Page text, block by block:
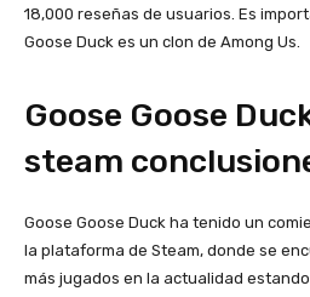
18,000 reseñas de usuarios. Es
Goose Duck es un clon de Among Us.
Goose Goose
steam
Goose Goose Duck ha tenido un
la plataforma de Steam, donde se
más jugados en la actualidad